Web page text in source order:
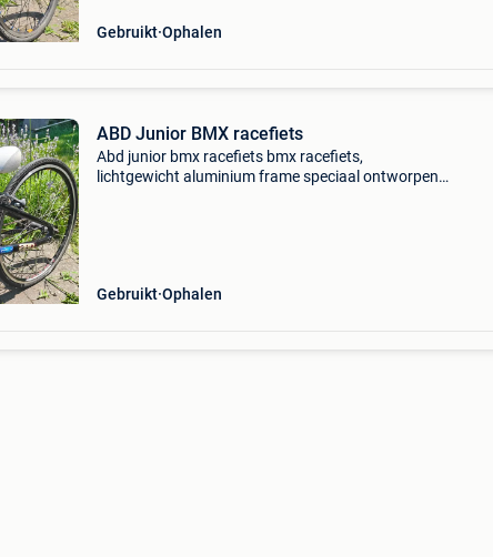
Gebruikt Ophalen
ABD Junior BMX racefiets
Abd junior bmx racefiets bmx racefiets,
lichtgewicht aluminium frame speciaal ontworpen
Gebruikt Ophalen